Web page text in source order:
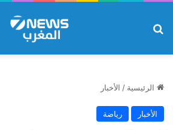
الرئيسية / الأخبار
الأخبار رياضة